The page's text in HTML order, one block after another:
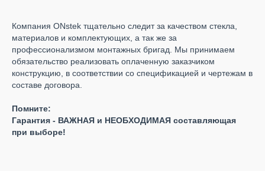
Компания ONstek тщательно следит за качеством стекла,
материалов и комплектующих, а так же за
профессионализмом монтажных бригад. Мы принимаем
обязательство реализовать оплаченную заказчиком
конструкцию, в соответствии со спецификацией и чертежам в
составе договора.
Помните:
Гарантия - ВАЖНАЯ и НЕОБХОДИМАЯ составляющая
при выборе!